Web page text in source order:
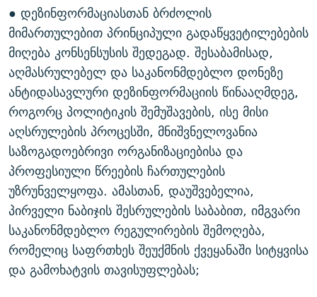
● დეზინფორმაციასთან ბრძოლის
მიმართულებით პრინციპული გადაწყვეტილებების
მიღება კონსენსუსის შედეგად. შესაბამისად,
აღმასრულებელ და საკანონმდებლო დონეზე
ანტიდასავლური დეზინფორმაციის წინააღმდეგ,
როგორც პოლიტიკის შემუშავების, ისე მისი
აღსრულების პროცესში, მნიშვნელოვანია
საზოგადოებრივი ორგანიზაციებისა და
პროფესიული წრეების ჩართულების
უზრუნველყოფა. ამასთან, დაუშვებელია,
პირველი ნაბიჯის შესრულების საბაბით, იმგვარი
საკანონმდებლო რეგულირების შემოღება,
რომელიც საფრთხეს შეუქმნის ქვეყანაში სიტყვისა
და გამოხატვის თავისუფლებას;